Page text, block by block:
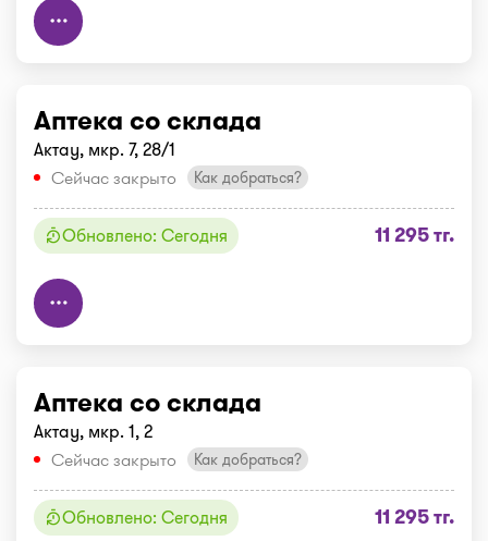
Аптека со склада
Актау, мкр. 7, 28/1
Сейчас закрыто
Как добраться?
Обновлено: Сегодня 11 295 тг.
Аптека со склада
Актау, мкр. 1, 2
Сейчас закрыто
Как добраться?
Обновлено: Сегодня 11 295 тг.